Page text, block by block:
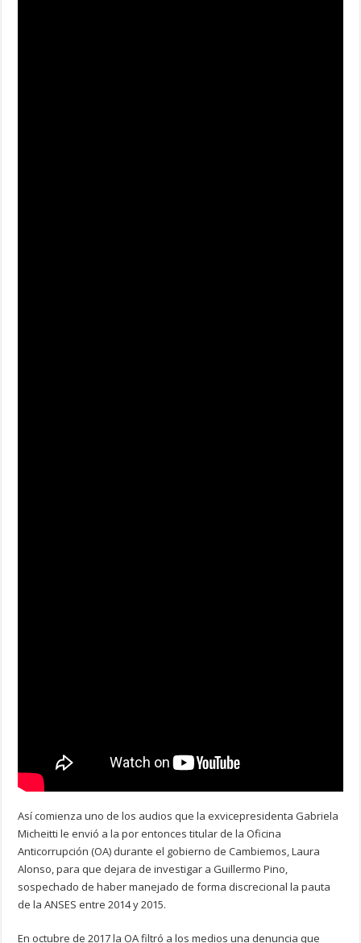
Así comienza uno de los audios que la exvicepresidenta Gabriela
Micheitti le envió a la por entonces titular de la Oficina
Anticorrupción (OA) durante el gobierno de Cambiemos, Laura
Alonso, para que dejara de investigar a Guillermo Pino,
sospechado de haber manejado de forma discrecional la pauta
de la ANSES entre 2014 y 2015.
En octubre de 2017 la OA filtró a los medios una denuncia que